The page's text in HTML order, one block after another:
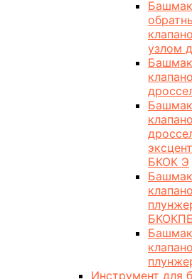
узлом
БКОК Э
Инструмент для